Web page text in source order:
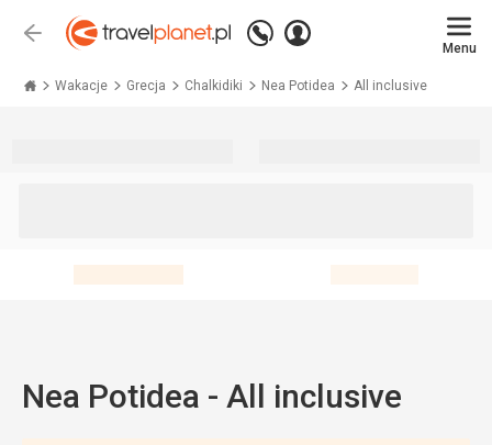
Wstecz
Zadzwoń
+48 71 771 76 55
Zaloguj
Menu
Wakacje Grecja Chalkidiki Nea Potidea All inclusive
Nea Potidea - All inclusive